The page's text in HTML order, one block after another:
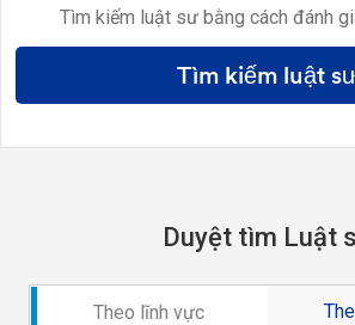
Tìm kiếm luật sư bằng cách đánh
Tìm kiếm luật
Duyệt tìm Luật
Theo lĩnh vực